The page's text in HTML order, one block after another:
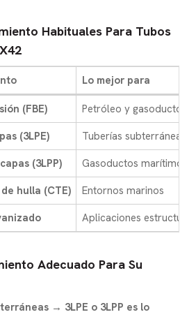
Habituales Para Tubos
Lo mejor para
(FBE)
Petróleo y gasoductos
(3LPE)
Tuberías subterráneas
(3LPP)
Gasoductos marítimos
hulla (CTE)
Entornos marinos
Aplicaciones
Adecuado Para Su
→ 3LPE o 3LPP es lo